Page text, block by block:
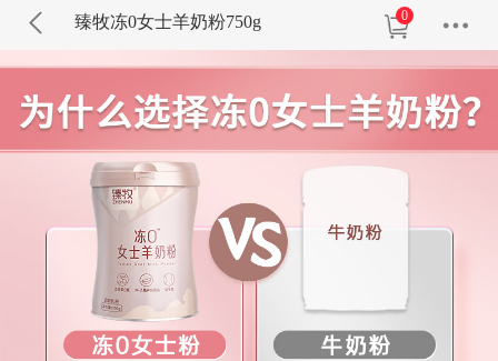
臻牧冻0女士羊奶粉750g 0